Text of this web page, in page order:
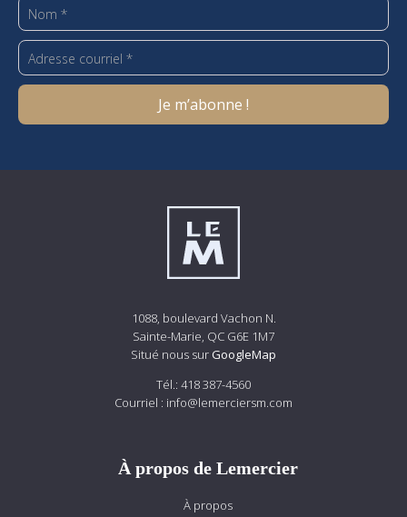
1088, boulevard Vachon N.
Sainte-Marie, QC G6E 1M7
Situé nous sur GoogleMap
Tél.: 418 387-4560
Courriel : info@lemerciersm.com
À propos de Lemercier
À propos